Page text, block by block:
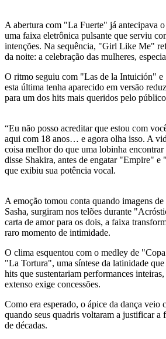
A abertura com "La Fuerte" já antecipava
uma faixa eletrônica pulsante que serviu
intenções. Na sequência, "Girl Like Me"
da noite: a celebração das mulheres,
O ritmo seguiu com "Las de la Intuición"
esta última tenha aparecido em versão
para um dos hits mais queridos pelo
“Eu não posso acreditar que estou com
aqui com 18 anos… e agora olha isso. A
coisa melhor do que uma lobinha encontrar
disse Shakira, antes de engatar "Empire"
que exibiu sua potência vocal.
A emoção tomou conta quando imagens
Sasha, surgiram nos telões durante
carta de amor para os dois, a faixa
raro momento de intimidade.
O clima esquentou com o medley de
"La Tortura", uma síntese da latinidade que
hits que sustentariam performances
extenso exige concessões.
Como era esperado, o ápice da dança
quando seus quadris voltaram a justificar a
de décadas.